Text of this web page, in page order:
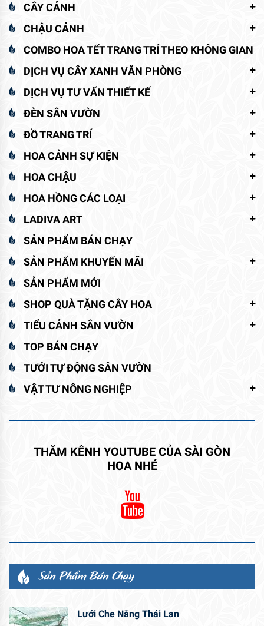
CÂY CẢNH
CHẬU CẢNH
COMBO HOA TẾT TRANG TRÍ THEO KHÔNG GIAN
DỊCH VỤ CÂY XANH VĂN PHÒNG
DỊCH VỤ TƯ VẤN THIẾT KẾ
ĐÈN SÂN VƯỜN
ĐỒ TRANG TRÍ
HOA CẢNH SỰ KIỆN
HOA CHẬU
HOA HỒNG CÁC LOẠI
LADIVA ART
SẢN PHẨM BÁN CHẠY
SẢN PHẨM KHUYẾN MÃI
SẢN PHẨM MỚI
SHOP QUÀ TẶNG CÂY HOA
TIỂU CẢNH SÂN VƯỜN
TOP BÁN CHẠY
TƯỚI TỰ ĐỘNG SÂN VƯỜN
VẬT TƯ NÔNG NGHIỆP
THĂM KÊNH YOUTUBE CỦA SÀI GÒN
HOA NHÉ
Sản Phẩm Bán Chạy
Lưới Che Nắng Thái Lan